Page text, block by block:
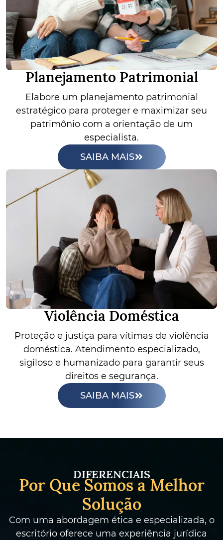
Planejamento Patrimonial
Elabore um planejamento patrimonial
estratégico para proteger e maximizar seu
patrimônio com a orientação de um
especialista.
SAIBA MAIS
Violência Doméstica
Proteção e justiça para vítimas de violência
doméstica. Atendimento especializado,
sigiloso e humanizado para garantir seus
direitos e segurança.
SAIBA MAIS
DIFERENCIAIS
Por Que Somos a Melhor
Solução
Com uma abordagem ética e especializada, o
escritório oferece uma experiência jurídica